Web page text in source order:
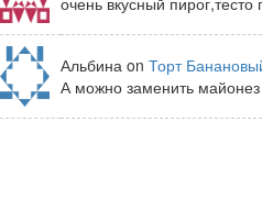
Альбина on Торт
А можно заменить